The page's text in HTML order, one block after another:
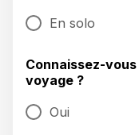
En solo
Connaissez-
voyage ?
Oui